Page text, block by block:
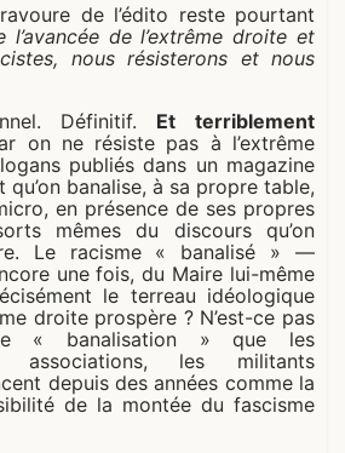
de l’édito reste pourtant
l’avancée de l’extrême droite et
nous résisterons et nous
Définitif. Et terriblement
on ne résiste pas à l’extrême
publiés dans un magazine
qu’on banalise, à sa propre table,
en présence de ses propres
mêmes du discours qu’on
Le racisme « banalisé » —
une fois, du Maire lui-même
le terreau idéologique
droite prospère ? N’est-ce pas
« banalisation » que les
associations, les militants
depuis des années comme la
de la montée du fascisme